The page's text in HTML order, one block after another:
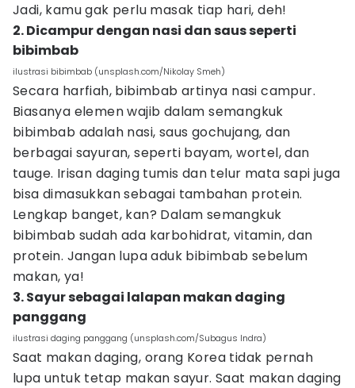
Jadi, kamu gak perlu masak tiap hari, deh!
2. Dicampur dengan nasi dan saus seperti
bibimbab
ilustrasi bibimbab (unsplash.com/Nikolay Smeh)
Secara harfiah, bibimbab artinya nasi campur.
Biasanya elemen wajib dalam semangkuk
bibimbab adalah nasi, saus gochujang, dan
berbagai sayuran, seperti bayam, wortel, dan
tauge. Irisan daging tumis dan telur mata sapi juga
bisa dimasukkan sebagai tambahan protein.
Lengkap banget, kan? Dalam semangkuk
bibimbab sudah ada karbohidrat, vitamin, dan
protein. Jangan lupa aduk bibimbab sebelum
makan, ya!
3. Sayur sebagai lalapan makan daging
panggang
ilustrasi daging panggang (unsplash.com/Subagus Indra)
Saat makan daging, orang Korea tidak pernah
lupa untuk tetap makan sayur. Saat makan daging